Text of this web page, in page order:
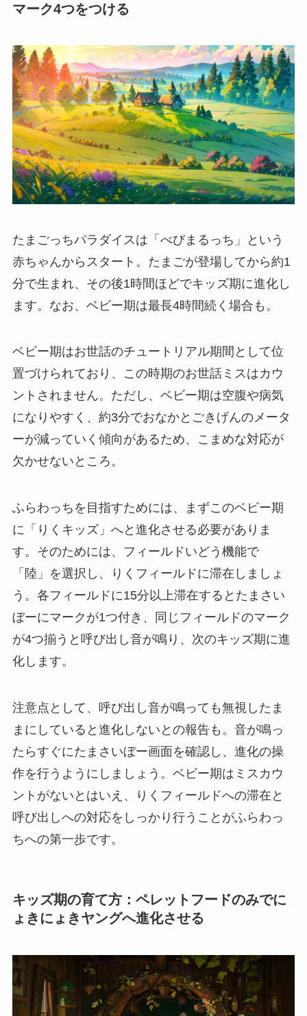
マーク4つをつける
たまごっちパラダイスは「べびまるっち」という
赤ちゃんからスタート。たまごが登場してから約1
分で生まれ、その後1時間ほどでキッズ期に進化し
ます。なお、ベビー期は最長4時間続く場合も。
ベビー期はお世話のチュートリアル期間として位
置づけられており、この時期のお世話ミスはカウ
ントされません。ただし、ベビー期は空腹や病気
になりやすく、約3分でおなかとごきげんのメータ
ーが減っていく傾向があるため、こまめな対応が
欠かせないところ。
ふらわっちを目指すためには、まずこのベビー期
に「りくキッズ」へと進化させる必要がありま
す。そのためには、フィールドいどう機能で
「陸」を選択し、りくフィールドに滞在しましょ
う。各フィールドに15分以上滞在するとたまさい
ぼーにマークが1つ付き、同じフィールドのマーク
が4つ揃うと呼び出し音が鳴り、次のキッズ期に進
化します。
注意点として、呼び出し音が鳴っても無視したま
まにしていると進化しないとの報告も。音が鳴っ
たらすぐにたまさいぼー画面を確認し、進化の操
作を行うようにしましょう。ベビー期はミスカウ
ントがないとはいえ、りくフィールドへの滞在と
呼び出しへの対応をしっかり行うことがふらわっ
ちへの第一歩です。
キッズ期の育て方：ペレットフードのみでに
ょきにょきヤングへ進化させる